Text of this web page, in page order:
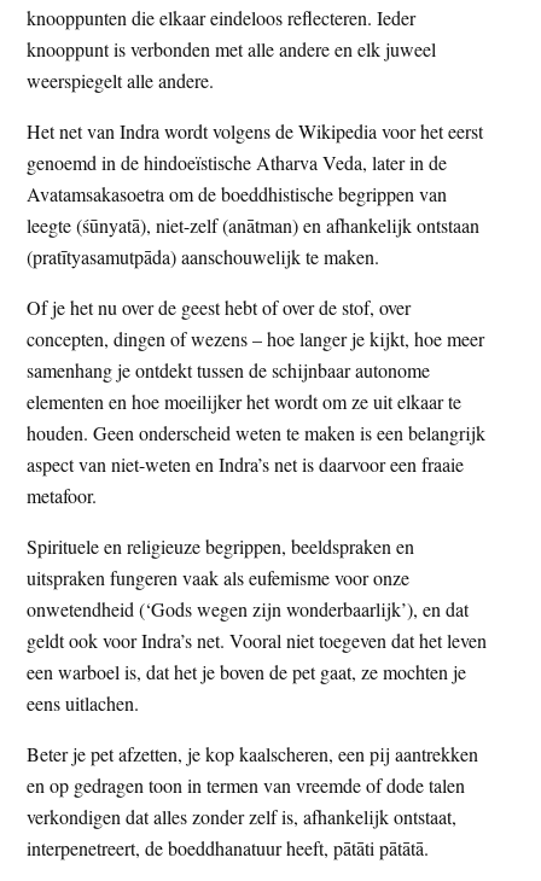
knooppunten die elkaar eindeloos reflecteren. Ieder
knooppunt is verbonden met alle andere en elk juweel
weerspiegelt alle andere.
Het net van Indra wordt volgens de Wikipedia voor het eerst
genoemd in de hindoeïstische Atharva Veda, later in de
Avatamsakasoetra om de boeddhistische begrippen van
leegte (śūnyatā), niet-zelf (anātman) en afhankelijk ontstaan
(pratītyasamutpāda) aanschouwelijk te maken.
Of je het nu over de geest hebt of over de stof, over
concepten, dingen of wezens – hoe langer je kijkt, hoe meer
samenhang je ontdekt tussen de schijnbaar autonome
elementen en hoe moeilijker het wordt om ze uit elkaar te
houden. Geen onderscheid weten te maken is een belangrijk
aspect van niet-weten en Indra’s net is daarvoor een fraaie
metafoor.
Spirituele en religieuze begrippen, beeldspraken en
uitspraken fungeren vaak als eufemisme voor onze
onwetendheid (‘Gods wegen zijn wonderbaarlijk’), en dat
geldt ook voor Indra’s net. Vooral niet toegeven dat het leven
een warboel is, dat het je boven de pet gaat, ze mochten je
eens uitlachen.
Beter je pet afzetten, je kop kaalscheren, een pij aantrekken
en op gedragen toon in termen van vreemde of dode talen
verkondigen dat alles zonder zelf is, afhankelijk ontstaat,
interpenetreert, de boeddhanatuur heeft, pātāti pātātā.